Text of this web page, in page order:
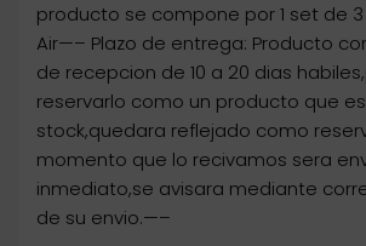
producto se compone por 1 set de 3
Air—– Plazo de entrega: Producto
de recepcion de 10 a 20 dias
reservarlo como un producto que
stock,quedara reflejado como
momento que lo recivamos sera
inmediato,se avisara mediante
de su envio.—–